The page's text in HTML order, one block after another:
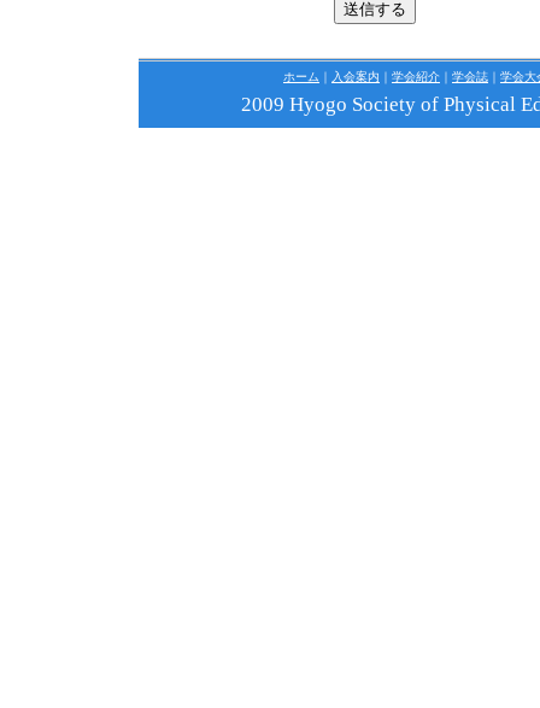
ホーム ｜ 入会案内 ｜ 学会紹介 ｜ 学会誌 ｜ 学会大
2009 Hyogo Society of Physical